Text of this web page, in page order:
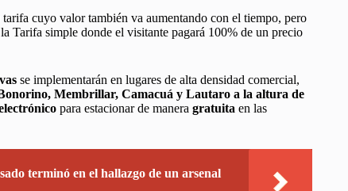
cuyo valor también va aumentando con el tiempo, pero
Tarifa simple donde el visitante pagará 100% de un precio
se implementarán en lugares de alta densidad comercial,
Membrillar, Camacuá y Lautaro a la altura de
para estacionar de manera gratuita en las
terminó en el hallazgo de un arsenal